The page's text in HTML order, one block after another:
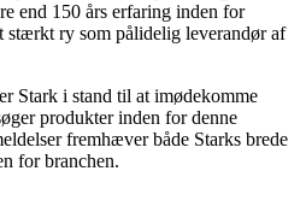
end 150 års erfaring inden for
stærkt ry som pålidelig leverandør af
Stark i stand til at imødekomme
produkter inden for denne
fremhæver både Starks brede
for branchen.